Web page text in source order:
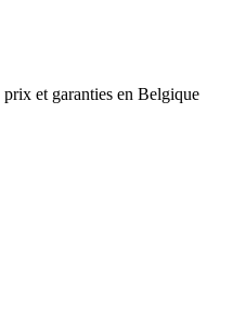
prix et garanties en Belgique